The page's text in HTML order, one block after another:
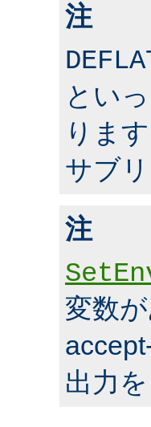
注
とい
りま
サブ
注
変数
出力を